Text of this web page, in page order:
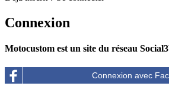
Connexion
Motocustom est un site du réseau